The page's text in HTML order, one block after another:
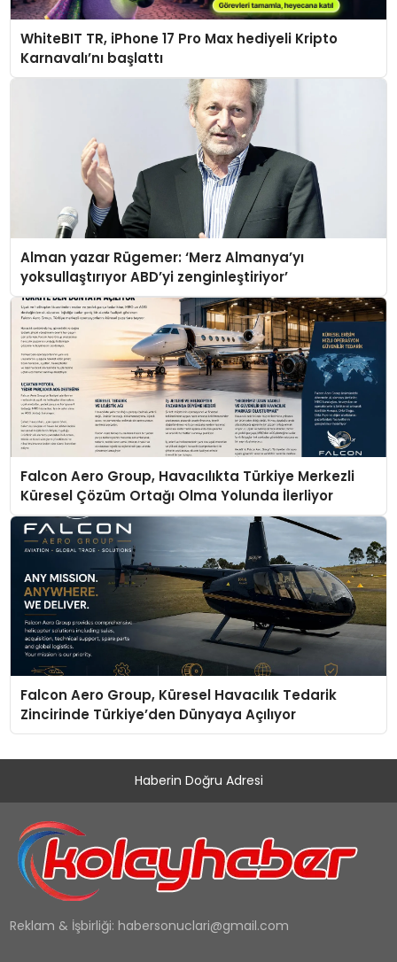
WhiteBIT TR, iPhone 17 Pro Max hediyeli Kripto
Karnavalı’nı başlattı
Alman yazar Rügemer: ‘Merz Almanya’yı
yoksullaştırıyor ABD’yi zenginleştiriyor’
Falcon Aero Group, Havacılıkta Türkiye Merkezli
Küresel Çözüm Ortağı Olma Yolunda İlerliyor
Falcon Aero Group, Küresel Havacılık Tedarik
Zincirinde Türkiye’den Dünyaya Açılıyor
Haberin Doğru Adresi
Reklam & İşbirliği: habersonuclari@gmail.com